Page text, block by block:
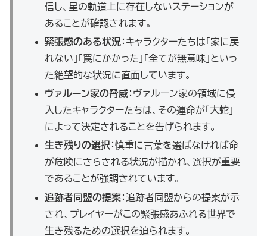
信し、星の軌道上に存在しないステーションが
あることが確認されます。
緊張感のある状況 ：キャラクターたちは「家に戻
れない」「罠にかかった」「全てが無意味」といっ
た絶望的な状況に直面しています。
ヴァルーン家の脅威：ヴァルーン家の領域に侵
入したキャラクターたちは、その運命が「大蛇」
によって決定されることを告げられます。
生き残りの選択 ：慎重に言葉を選ばなければ命
が危険にさらされる状況が描かれ、選択が重要
であることが強調されています。
追跡者同盟の提案：追跡者同盟からの提案が示
され、プレイヤーがこの緊張感あふれる世界で
生き残るための選択を迫られます。